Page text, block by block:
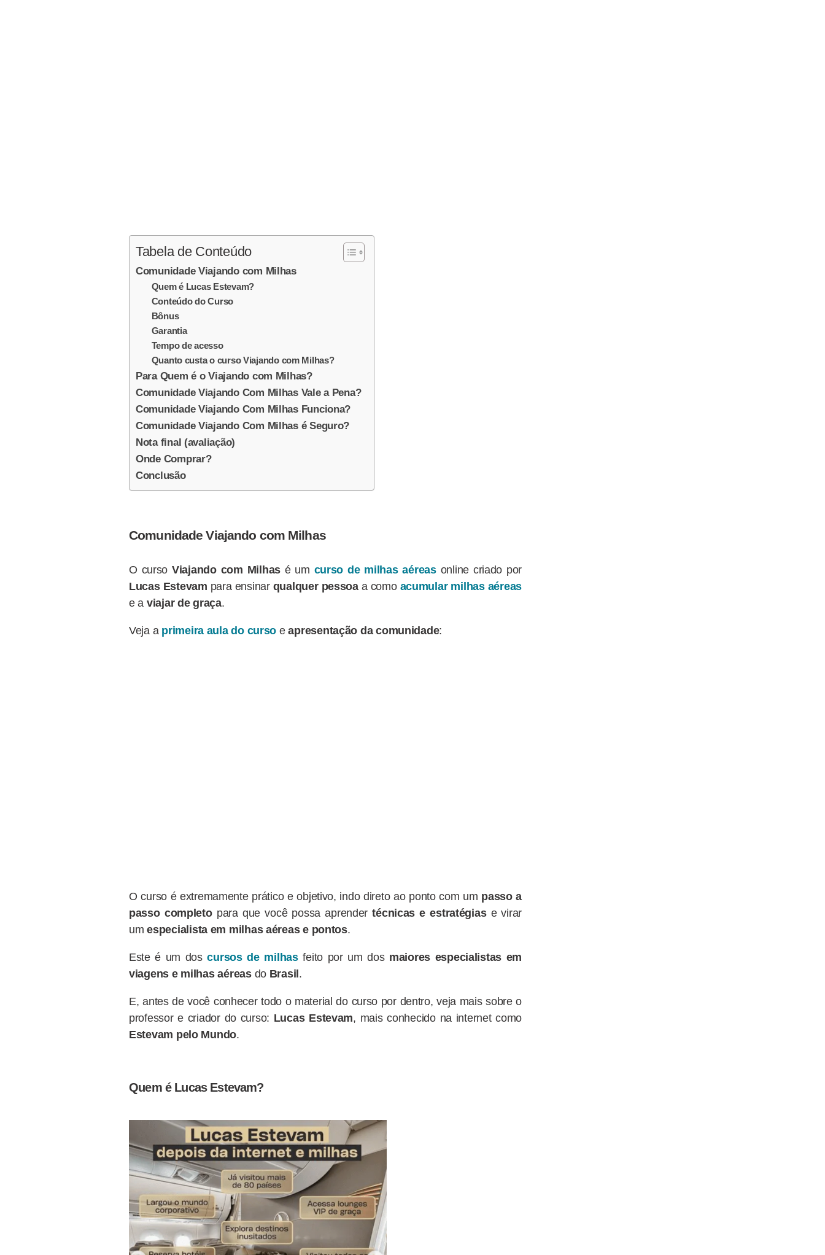
Tabela de Conteúdo
Comunidade Viajando com Milhas
Quem é Lucas Estevam?
Conteúdo do Curso
Bônus
Garantia
Tempo de acesso
Quanto custa o curso Viajando com Milhas?
Para Quem é o Viajando com Milhas?
Comunidade Viajando Com Milhas Vale a Pena?
Comunidade Viajando Com Milhas Funciona?
Comunidade Viajando Com Milhas é Seguro?
Nota final (avaliação)
Onde Comprar?
Conclusão
Comunidade Viajando com Milhas
O curso Viajando com Milhasé um curso de milhas aéreasonline criado por
Lucas Estevam para ensinar qualquer pessoaa como acumular milhas aéreas
e a viajar de graça.
Veja a primeira aula do curso eapresentação da comunidade:
O curso é extremamente prático e objetivo, indo direto ao ponto com um passo a
passo completopara que você possa aprendertécnicas e estratégiase virar
umespecialista em milhas aéreas e pontos.
Este é um doscursos de milhasfeito por um dosmaiores especialistas em
viagens e milhas aéreasdo Brasil.
E, antes de você conhecer todo o material do curso por dentro, veja mais sobre o
professor e criador do curso: Lucas Estevam, mais conhecido na internet como
Estevam pelo Mundo.
Quem é Lucas Estevam?